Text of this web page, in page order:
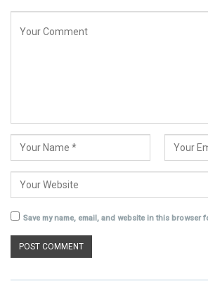
Save my name, email, and website in this browser